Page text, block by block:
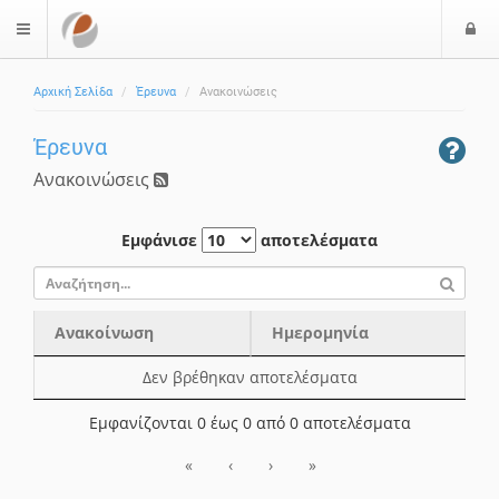
$langMenu
Αρχική Σελίδα Έρευνα Ανακοινώσεις
Έρευνα
Ανακοινώσεις
Εμφάνισε αποτελέσματα
Ανακοίνωση
Ημερομηνία
Ανακοίνωση
Ημερομηνία
Δεν βρέθηκαν αποτελέσματα
Εμφανίζονται 0 έως 0 από 0 αποτελέσματα
« ‹ › »